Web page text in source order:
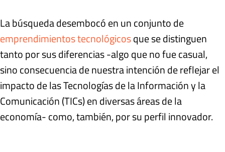
La búsqueda desembocó en un conjunto de
emprendimientos tecnológicosque se distinguen
tanto por sus diferencias -algo que no fue casual,
sino consecuencia de nuestra intención de reflejar el
impacto de las Tecnologías de la Información y la
Comunicación (TICs) en diversas áreas de la
economía- como, también, por su perfil innovador.